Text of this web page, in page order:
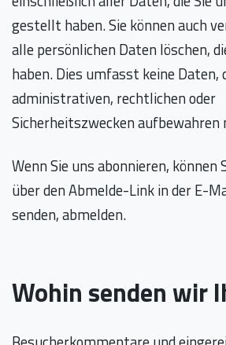
gestellt haben. Sie können auch
alle persönlichen Daten löschen,
haben. Dies umfasst keine Daten,
administrativen, rechtlichen oder
Sicherheitszwecken aufbewahren
Wenn Sie uns abonnieren, können
über den Abmelde-Link in der E-
senden, abmelden.
Wohin senden wir